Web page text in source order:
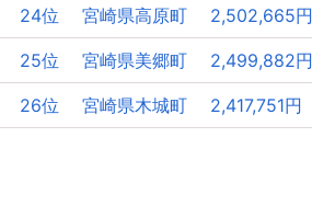
24位 宮崎県高原町 2,502,665円
25位 宮崎県美郷町 2,499,882円
26位 宮崎県木城町 2,417,751円